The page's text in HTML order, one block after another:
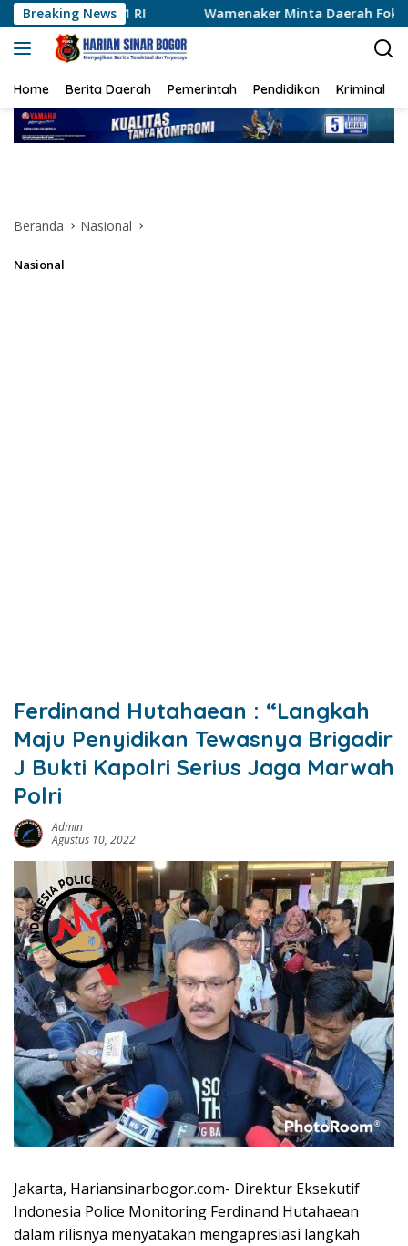
Langsung
ke
konten
Breaking News
Wamenaker Minta Daerah Fokus Kembangkan
Home Berita Daerah Pemerintah Pendidikan Kriminal
Beranda Nasional
Nasional
Ferdinand Hutahaean : “Langkah
Maju Penyidikan Tewasnya Brigadir
J Bukti Kapolri Serius Jaga Marwah
Polri
Admin
Agustus 10, 2022
Jakarta, Hariansinarbogor.com- Direktur Eksekutif
Indonesia Police Monitoring Ferdinand Hutahaean
dalam rilisnya menyatakan mengapresiasi langkah